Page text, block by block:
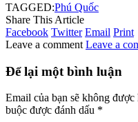
TAGGED:Phú Quốc
Share This Article
Facebook Twitter Email Print
Leave a comment Leave a
Để lại một bình luận
Email của bạn sẽ không
buộc được đánh dấu *